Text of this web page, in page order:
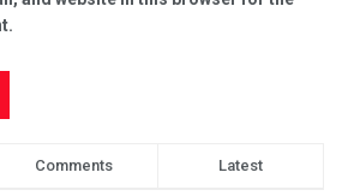
Comments Latest